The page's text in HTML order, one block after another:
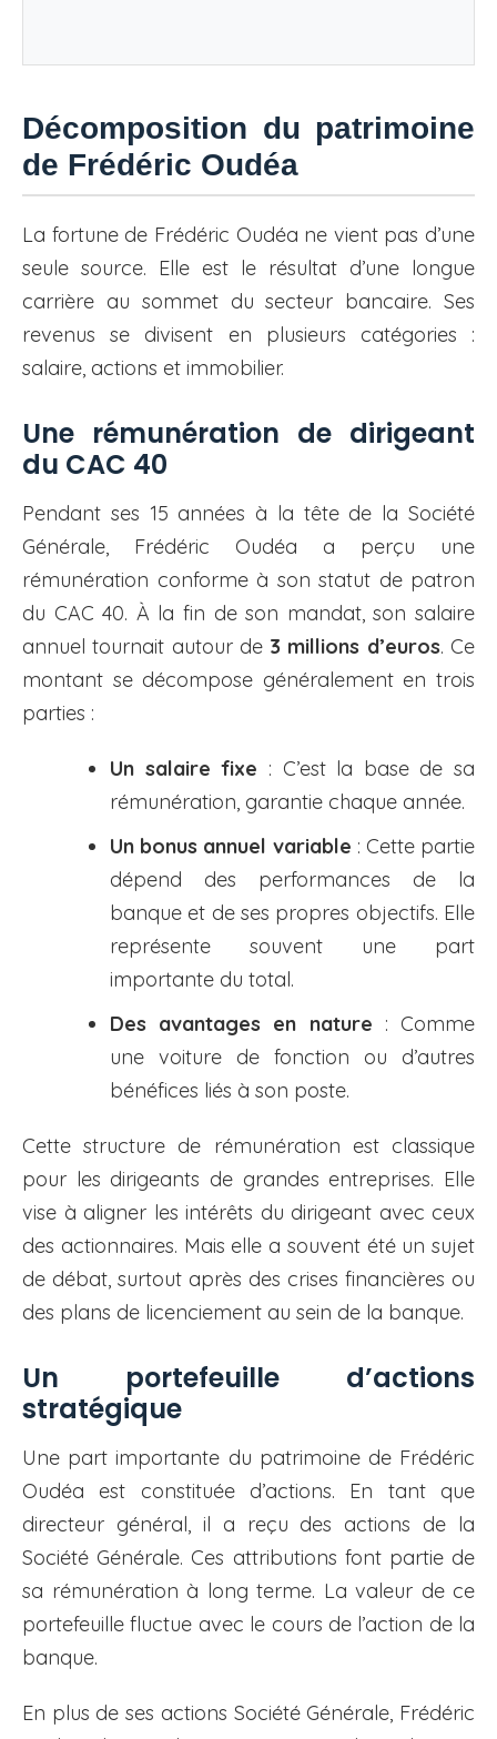
Décomposition du patrimoine
de Frédéric Oudéa
La fortune de Frédéric Oudéa ne vient pas d’une
seule source. Elle est le résultat d’une longue
carrière au sommet du secteur bancaire. Ses
revenus se divisent en plusieurs catégories :
salaire, actions et immobilier.
Une rémunération de dirigeant
du CAC 40
Pendant ses 15 années à la tête de la Société
Générale, Frédéric Oudéa a perçu une
rémunération conforme à son statut de patron
du CAC 40. À la fin de son mandat, son salaire
annuel tournait autour de 3 millions d’euros. Ce
montant se décompose généralement en trois
parties :
Un salaire fixe : C’est la base de sa
rémunération, garantie chaque année.
Un bonus annuel variable : Cette partie
dépend des performances de la
banque et de ses propres objectifs. Elle
représente souvent une part
importante du total.
Des avantages en nature : Comme
une voiture de fonction ou d’autres
bénéfices liés à son poste.
Cette structure de rémunération est classique
pour les dirigeants de grandes entreprises. Elle
vise à aligner les intérêts du dirigeant avec ceux
des actionnaires. Mais elle a souvent été un sujet
de débat, surtout après des crises financières ou
des plans de licenciement au sein de la banque.
Un portefeuille d’actions
stratégique
Une part importante du patrimoine de Frédéric
Oudéa est constituée d’actions. En tant que
directeur général, il a reçu des actions de la
Société Générale. Ces attributions font partie de
sa rémunération à long terme. La valeur de ce
portefeuille fluctue avec le cours de l’action de la
banque.
En plus de ses actions Société Générale, Frédéric